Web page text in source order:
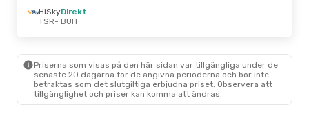
HiSkyDirekt
TSR- BUH
Priserna som visas på den här sidan var tillgängliga under de
senaste 20 dagarna för de angivna perioderna och bör inte
betraktas som det slutgiltiga erbjudna priset. Observera att
tillgänglighet och priser kan komma att ändras.